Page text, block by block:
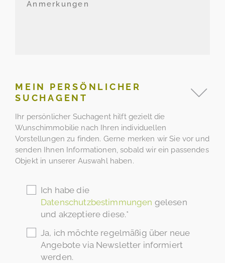
MEIN PERSÖNLICHER
SUCHAGENT
Ihr persönlicher Suchagent hilft gezielt die
Wunschimmobilie nach Ihren individuellen
Vorstellungen zu finden. Gerne merken wir Sie vor und
senden Ihnen Informationen, sobald wir ein passendes
Objekt in unserer Auswahl haben.
Ich habe die
Datenschutzbestimmungen gelesen
und akzeptiere diese.*
Ja, ich möchte regelmäßig über neue
Angebote via Newsletter informiert
werden.